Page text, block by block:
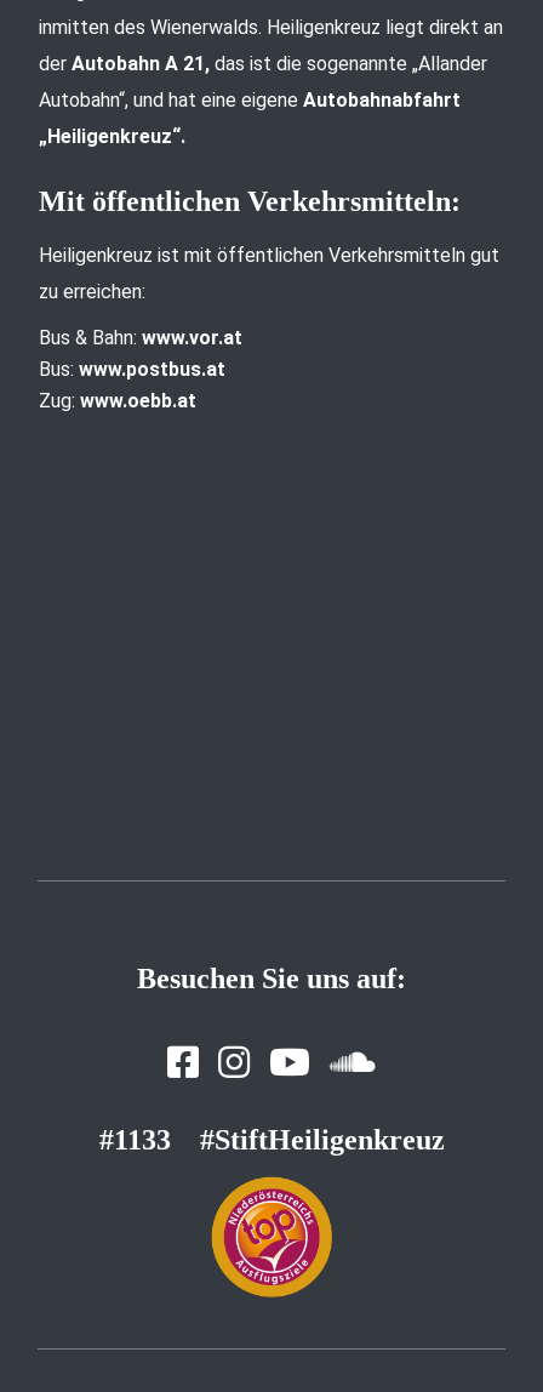
inmitten des Wienerwalds. Heiligenkreuz liegt direkt an
der Autobahn A 21, das ist die sogenannte „Allander
Autobahn“, und hat eine eigene Autobahnabfahrt
„Heiligenkreuz“.
Mit öffentlichen Verkehrsmitteln:
Heiligenkreuz ist mit öffentlichen Verkehrsmitteln gut
zu erreichen:
Bus & Bahn: www.vor.at
Bus: www.postbus.at
Zug: www.oebb.at
Besuchen Sie uns auf:
#1133 #StiftHeiligenkreuz